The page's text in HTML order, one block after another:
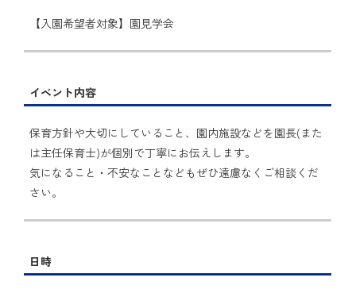
【入園希望者対象】園見学会
イベント内容
保育方針や大切にしていること、園内施設などを園長(また
は主任保育士)が個別で丁寧にお伝えします。
気になること・不安なことなどもぜひ遠慮なくご相談くだ
さい。
日時